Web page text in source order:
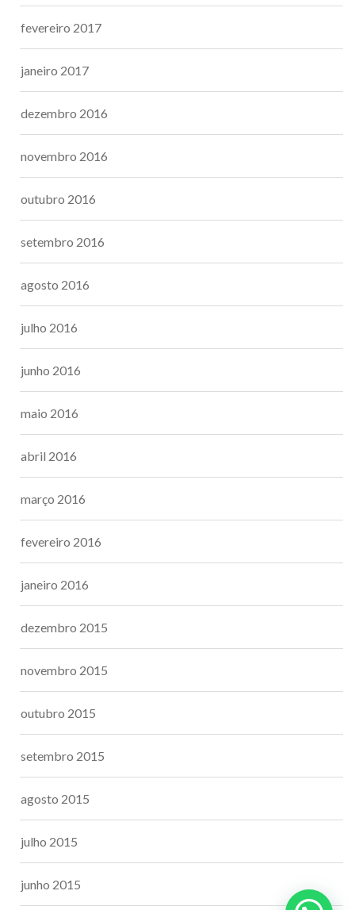
fevereiro 2017
janeiro 2017
dezembro 2016
novembro 2016
outubro 2016
setembro 2016
agosto 2016
julho 2016
junho 2016
maio 2016
abril 2016
março 2016
fevereiro 2016
janeiro 2016
dezembro 2015
novembro 2015
outubro 2015
setembro 2015
agosto 2015
julho 2015
junho 2015